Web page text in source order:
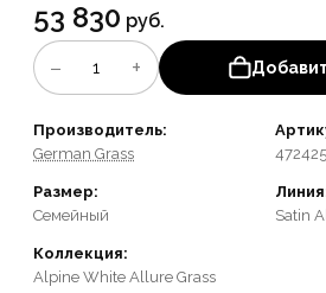
53 830 руб.
− 1 +
Производитель:
German Grass
Размер:
Семейный
Satin
Коллекция:
Alpine White Allure Grass